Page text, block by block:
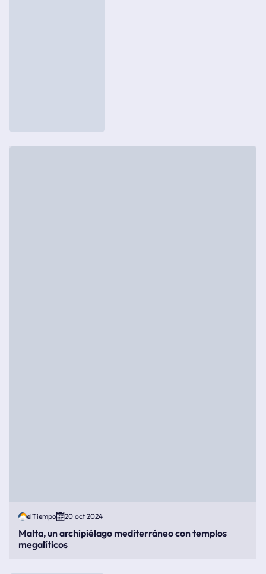
elTiempo 20 oct 2024
Malta, un archipiélago mediterráneo con templos
megalíticos